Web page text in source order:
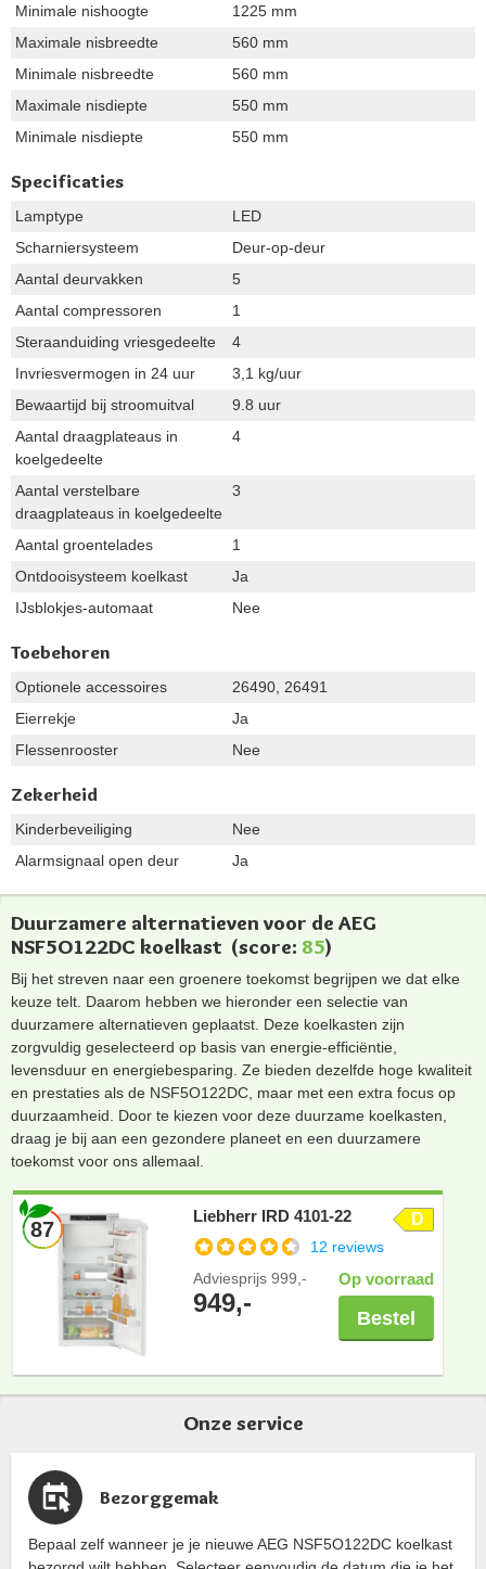
Minimale nishoogte
1225 mm
Maximale nisbreedte
560 mm
Minimale nisbreedte
560 mm
Maximale nisdiepte
550 mm
Minimale nisdiepte
550 mm
Specificaties
Lamptype
LED
Scharniersysteem
Deur-op-deur
Aantal deurvakken
5
Aantal compressoren
1
Steraanduiding vriesgedeelte
4
Invriesvermogen in 24 uur
3,1 kg/uur
Bewaartijd bij stroomuitval
9.8 uur
Aantal draagplateaus in
koelgedeelte
4
Aantal verstelbare
draagplateaus in koelgedeelte
3
Aantal groentelades
1
Ontdooisysteem koelkast
Ja
IJsblokjes-automaat
Nee
Toebehoren
Optionele accessoires
26490, 26491
Eierrekje
Ja
Flessenrooster
Nee
Zekerheid
Kinderbeveiliging
Nee
Alarmsignaal open deur
Ja
Duurzamere alternatieven voor de AEG
NSF5O122DC koelkast (score: 85)
Bij het streven naar een groenere toekomst begrijpen we dat elke
keuze telt. Daarom hebben we hieronder een selectie van
duurzamere alternatieven geplaatst. Deze koelkasten zijn
zorgvuldig geselecteerd op basis van energie-efficiëntie,
levensduur en energiebesparing. Ze bieden dezelfde hoge kwaliteit
en prestaties als de NSF5O122DC, maar met een extra focus op
duurzaamheid. Door te kiezen voor deze duurzame koelkasten,
draag je bij aan een gezondere planeet en een duurzamere
toekomst voor ons allemaal.
87
Liebherr IRD 4101-22 D
12 reviews
Adviesprijs 999,-
949,-
Op voorraad
Bestel
Onze service
Bezorggemak
Bepaal zelf wanneer je je nieuwe AEG NSF5O122DC koelkast